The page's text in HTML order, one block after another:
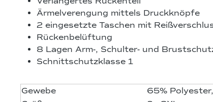
Ärmelverengung mittels Druckknöpfe
2 eingesetzte Taschen mit
Rückenbelüftung
8 Lagen Arm-, Schulter- und
Schnittschutzklasse 1
Gewebe
65%